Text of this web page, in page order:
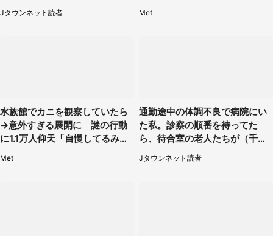
たもの（山口県・30代女性）
Jタウンネット読者 Met
水族館でカニを観察していたら
→意外すぎる展開に 謎の行動
に1.1万人仰天「自慢してるみた
Met
通勤途中の体調不良で病院にい
た私。診察の順番を待ってた
ら、待合室の老人たちが（千葉
県・50代男性）
Jタウンネット読者